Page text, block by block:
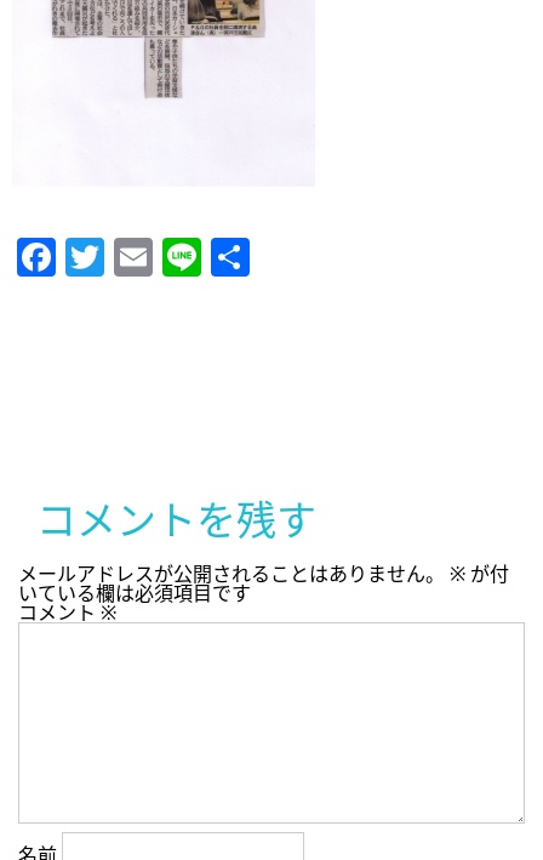
Facebook
Twitter
Email
Line
コメントを残す
メールアドレスが公開されることはありません。 ※ が付
いている欄は必須項目です
コメント ※